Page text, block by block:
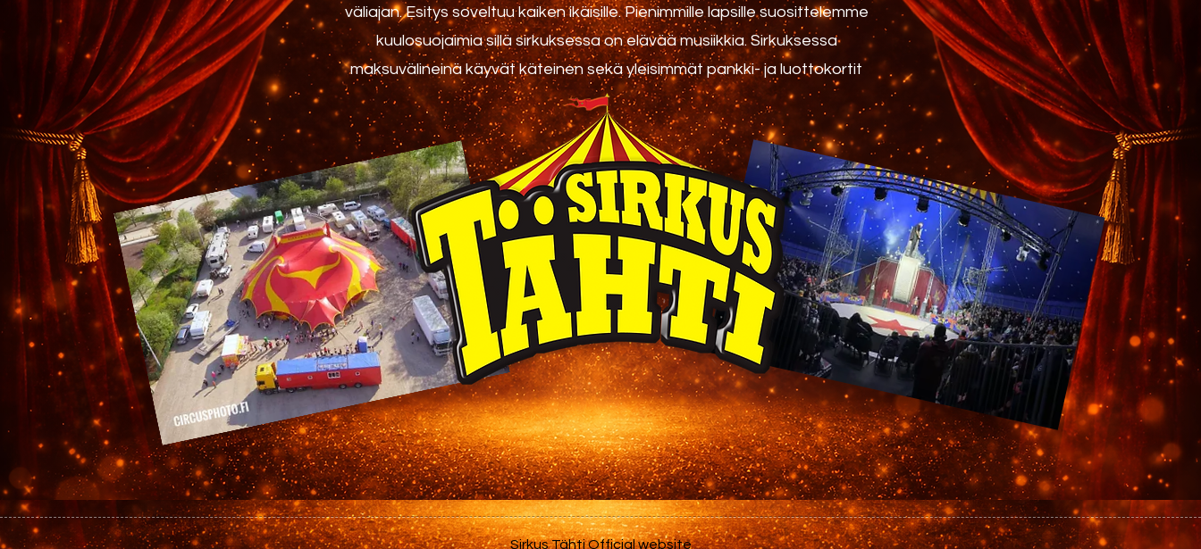
väliajan. Esitys soveltuu kaiken ikäisille. Pienimmille lapsille suosittelemme
kuulosuojaimia sillä sirkuksessa on elävää musiikkia. Sirkuksessa
maksuvälineinä käyvät käteinen sekä yleisimmät pankki- ja luottokortit
Sirkus Tähti Official website